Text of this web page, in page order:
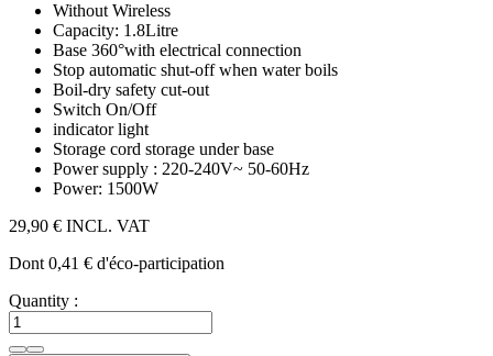
Without Wireless
Capacity: 1.8Litre
Base 360°with electrical connection
Stop automatic shut-off when water boils
Boil-dry safety cut-out
Switch On/Off
indicatorlight
Storage cord storage under base
Power supply : 220-240V~ 50-60Hz
Power: 1500W
29,90 € INCL. VAT
Dont 0,41 € d'éco-participation
Quantity :